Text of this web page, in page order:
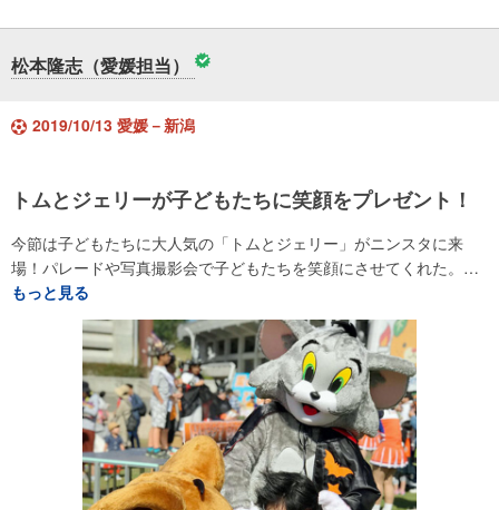
松本隆志（愛媛担当）
2019/10/13 愛媛－新潟
トムとジェリーが子どもたちに笑顔をプレゼント！
今節は子どもたちに大人気の「トムとジェリー」がニンスタに来
場！パレードや写真撮影会で子どもたちを笑顔にさせてくれた。…
もっと見る